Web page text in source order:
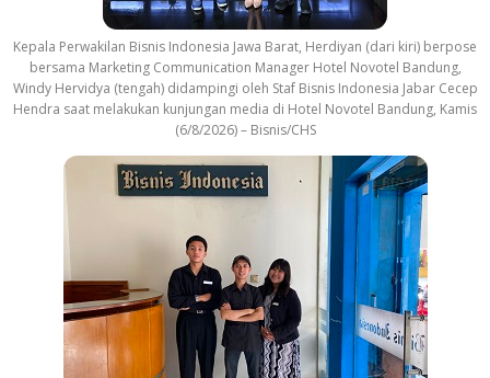
Kepala Perwakilan Bisnis Indonesia Jawa Barat, Herdiyan (dari kiri) berpose
bersama Marketing Communication Manager Hotel Novotel Bandung,
Windy Hervidya (tengah) didampingi oleh Staf Bisnis Indonesia Jabar Cecep
Hendra saat melakukan kunjungan media di Hotel Novotel Bandung, Kamis
(6/8/2026) – Bisnis/CHS